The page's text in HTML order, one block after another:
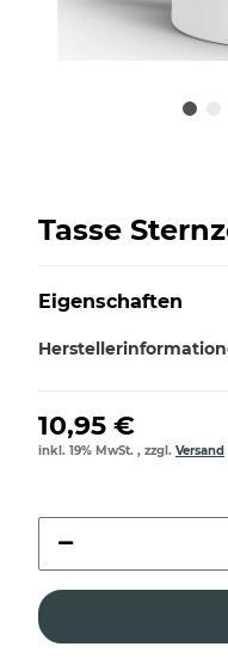
Tasse
Eigenschaften
10,95 €
inkl. 19% MwSt. , zzgl. Versand